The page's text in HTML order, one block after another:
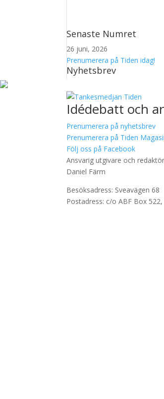
Senaste Numret
26 juni, 2026
Prenumerera på Tiden idag!
Nyhetsbrev
Idédebatt och
Prenumerera på nyhetsbrev
Prenumerera på Tiden
Följ oss på Facebook
Ansvarig utgivare och
Daniel Färm
Besöksadress: Sveavägen 68
Postadress: c/o ABF Box